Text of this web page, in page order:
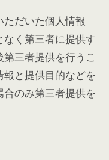
だいた個人情報
なく第三者に提供す
三者提供を行うこ
報と提供目的などを
のみ第三者提供を